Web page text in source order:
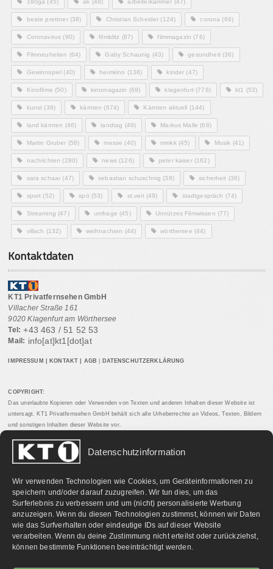
Datenschutzinformation
Wir verwenden Technologien wie Cookies, um Geräteinformationen zu
speichern und/oder darauf zuzugreifen. Wir tun dies, um das
Surferlebnis zu verbessern und um (nicht) personalisierte Werbung
anzuzeigen. Wenn du diesen Technologien zustimmst, können wir Daten
wie das Surfverhalten oder eindeutige IDs auf dieser Website
verarbeiten. Wenn du deine Zustimmung nicht erteilst oder zurückziehst,
können bestimmte Funktionen beeinträchtigt werden.
180ga (45) ak (48) arbeiterkammer (47)
beate prettner(38) Christian Scheider (124) corona (69)
Coronavirus (90) filmblitz (87) filmmagazin (76)
Filmneuheiten (64) Gaby Schaunig (43) gesundheit(36)
Gewinnspiel (40) heimkino (138) kinder (47)
Kinofilme (50) kinomagazin (69) klagenfurt(776) kt1 (53)
kunst (38) kärnten (674) Kärnten aktuell (144)
land kärnten (46) landtag (49) Markus Malle (68)
Martin Gruber (58) messe (40) mmkk(45) Musik (41)
nachrichten (280) news(126) peter kaiser(162)
sara schaar (47) sebastian schuschnig (38) sicherheit (36)
sport (52) spö (53) st.veit(49) stadtgespräch (74)
Streaming (47) umfrage (45) Unnützes Filmwissen (77)
villach (132) weihnachten (44) wörthersee (44)
Kontaktdaten
KT1 Privatfernsehen GmbH
Villacher Straße 161
9020 Klagenfurt am Wörthersee
Tel: +43 463 / 51 52 53
Mail: info[at]kt1[dot]at
IMPRESSUM KONTAKT AGB DATENSCHUTZERKLÄRUNG
COPYRIGHT:
Das unerlaubte Kopieren oder Verwenden von Texten und anderen Inhalten dieser Website ist
untersagt. KT1 Privatfernsehen GmbH behält sich alle Urheberrechte an Videos, Texten, Bildern
und sonstigen Inhalten dieser Website vor.
PARTNERLINKS: